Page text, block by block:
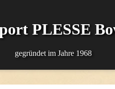
PLESSE
gegründet im Jahre 1968